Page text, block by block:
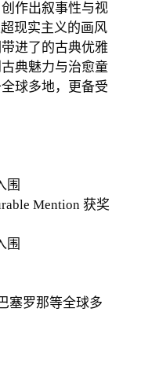
作出叙事性与视
现实主义的画风
进了的古典优雅
典魅力与治愈童
球多地，更备受
围
Mention 获奖
围
塞罗那等全球多